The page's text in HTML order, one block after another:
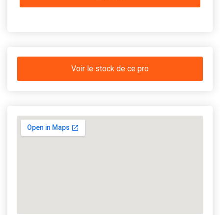
Voir le stock de ce pro